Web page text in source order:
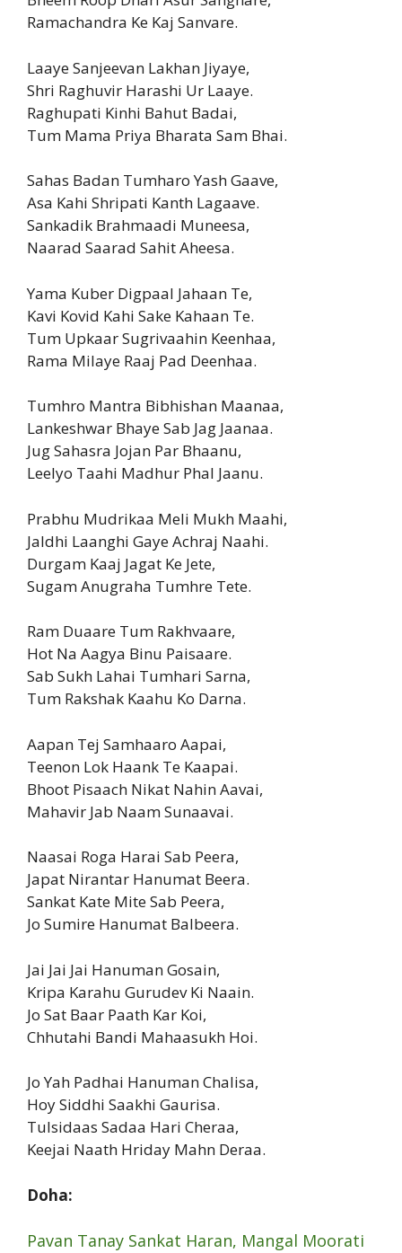
Ramachandra Ke Kaj Sanvare.
Laaye Sanjeevan Lakhan Jiyaye,
Shri Raghuvir Harashi Ur Laaye.
Raghupati Kinhi Bahut Badai,
Tum Mama Priya Bharata Sam Bhai.
Sahas Badan Tumharo Yash Gaave,
Asa Kahi Shripati Kanth Lagaave.
Sankadik Brahmaadi Muneesa,
Naarad Saarad Sahit Aheesa.
Yama Kuber Digpaal Jahaan Te,
Kavi Kovid Kahi Sake Kahaan Te.
Tum Upkaar Sugrivaahin Keenhaa,
Rama Milaye Raaj Pad Deenhaa.
Tumhro Mantra Bibhishan Maanaa,
Lankeshwar Bhaye Sab Jag Jaanaa.
Jug Sahasra Jojan Par Bhaanu,
Leelyo Taahi Madhur Phal Jaanu.
Prabhu Mudrikaa Meli Mukh Maahi,
Jaldhi Laanghi Gaye Achraj Naahi.
Durgam Kaaj Jagat Ke Jete,
Sugam Anugraha Tumhre Tete.
Ram Duaare Tum Rakhvaare,
Hot Na Aagya Binu Paisaare.
Sab Sukh Lahai Tumhari Sarna,
Tum Rakshak Kaahu Ko Darna.
Aapan Tej Samhaaro Aapai,
Teenon Lok Haank Te Kaapai.
Bhoot Pisaach Nikat Nahin Aavai,
Mahavir Jab Naam Sunaavai.
Naasai Roga Harai Sab Peera,
Japat Nirantar Hanumat Beera.
Sankat Kate Mite Sab Peera,
Jo Sumire Hanumat Balbeera.
Jai Jai Jai Hanuman Gosain,
Kripa Karahu Gurudev Ki Naain.
Jo Sat Baar Paath Kar Koi,
Chhutahi Bandi Mahaasukh Hoi.
Jo Yah Padhai Hanuman Chalisa,
Hoy Siddhi Saakhi Gaurisa.
Tulsidaas Sadaa Hari Cheraa,
Keejai Naath Hriday Mahn Deraa.
Doha:
Pavan Tanay Sankat Haran, Mangal Moorati